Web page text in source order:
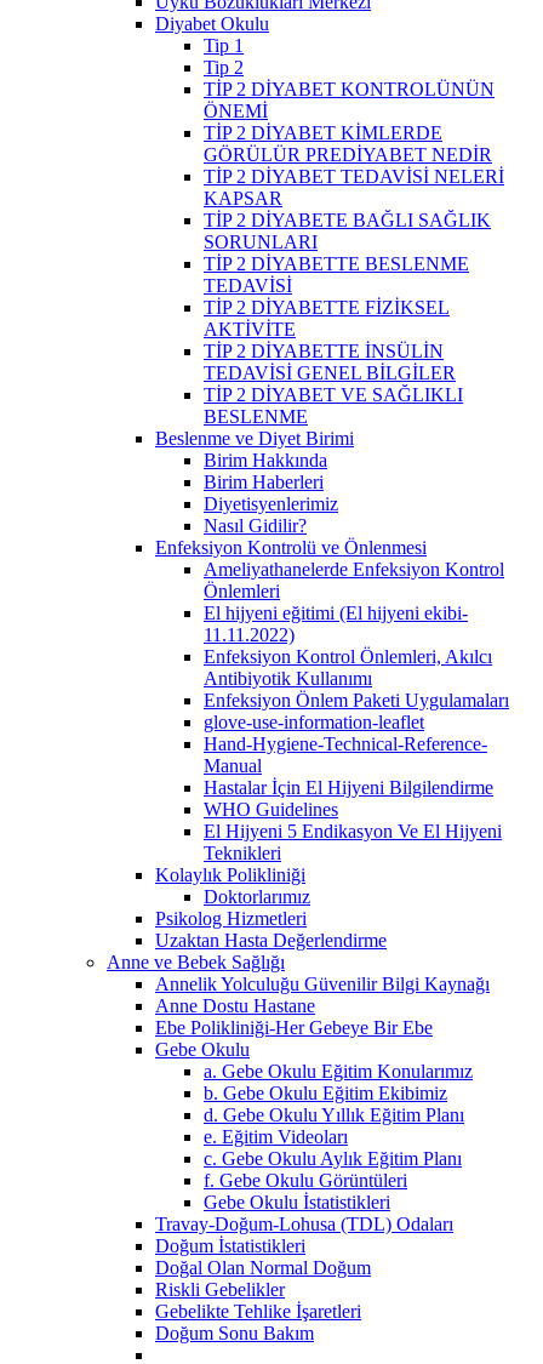
Diyabet Okulu
Tip 1
Tip 2
TİP 2 DİYABET KONTROLÜNÜN
ÖNEMİ
TİP 2 DİYABET KİMLERDE
GÖRÜLÜR PREDİYABET NEDİR
TİP 2 DİYABET TEDAVİSİ NELERİ
KAPSAR
TİP 2 DİYABETE BAĞLI SAĞLIK
SORUNLARI
TİP 2 DİYABETTE BESLENME
TEDAVİSİ
TİP 2 DİYABETTE FİZİKSEL
AKTİVİTE
TİP 2 DİYABETTE İNSÜLİN
TEDAVİSİ GENEL BİLGİLER
TİP 2 DİYABET VE SAĞLIKLI
BESLENME
Beslenme ve Diyet Birimi
Birim Hakkında
Birim Haberleri
Diyetisyenlerimiz
Nasıl Gidilir?
Enfeksiyon Kontrolü ve Önlenmesi
Ameliyathanelerde Enfeksiyon Kontrol
Önlemleri
El hijyeni eğitimi (El hijyeni ekibi-
11.11.2022)
Enfeksiyon Kontrol Önlemleri, Akılcı
Antibiyotik Kullanımı
Enfeksiyon Önlem Paketi Uygulamaları
glove-use-information-leaflet
Hand-Hygiene-Technical-Reference-
Manual
Hastalar İçin El Hijyeni Bilgilendirme
WHO Guidelines
El Hijyeni 5 Endikasyon Ve El Hijyeni
Teknikleri
Kolaylık Polikliniği
Doktorlarımız
Psikolog Hizmetleri
Uzaktan Hasta Değerlendirme
Anne ve Bebek Sağlığı
Annelik Yolculuğu Güvenilir Bilgi Kaynağı
Anne Dostu Hastane
Ebe Polikliniği-Her Gebeye Bir Ebe
Gebe Okulu
a. Gebe Okulu Eğitim Konularımız
b. Gebe Okulu Eğitim Ekibimiz
d. Gebe Okulu Yıllık Eğitim Planı
e. Eğitim Videoları
c. Gebe Okulu Aylık Eğitim Planı
f. Gebe Okulu Görüntüleri
Gebe Okulu İstatistikleri
Travay-Doğum-Lohusa (TDL) Odaları
Doğum İstatistikleri
Doğal Olan Normal Doğum
Riskli Gebelikler
Gebelikte Tehlike İşaretleri
Doğum Sonu Bakım